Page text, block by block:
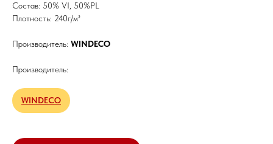
Состав: 50% VI, 50%PL
Плотность: 240г/м²
Производитель: WINDECO
Производитель:
WINDECO